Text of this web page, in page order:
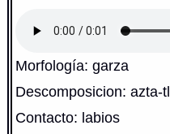
Morfología: garza
Descomposicion: azta-tl
Contacto: labios